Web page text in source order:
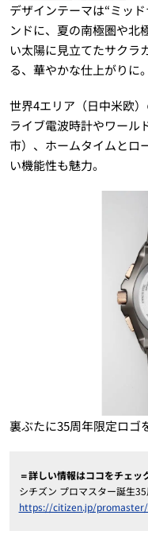
デザインテーマは“ミッ
ンドに、夏の南極圏や北
い太陽に見立てたサクラ
る、華やかな仕上がりに。
世界4エリア（日中米欧
ライブ電波時計やワール
市）、ホームタイムとロ
い機能性も魅力。
裏ぶたに35周年限定ロゴ
＝詳しい情報はココをチェッ
シチズン プロマスター誕生
https://citizen.jp/